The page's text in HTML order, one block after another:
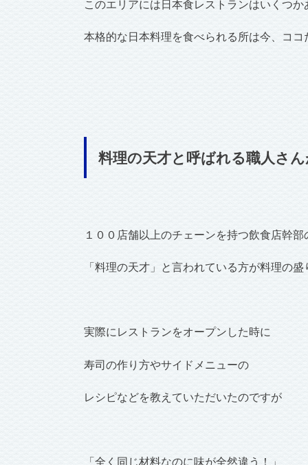
このエリアには日本食レストランはいくつか
本格的な日本料理を食べられる所は今、ココ
料理の天才と呼ばれる職人さ
１００店舗以上のチェーンを持つ飲食店幹部
「料理の天才」と言われている方が料理の
実際にレストランをオープンした時に
寿司の作り方やサイドメニューの
レシピなどを教えていただいたのですが
「全く同じ材料なのに味が全然違う！」